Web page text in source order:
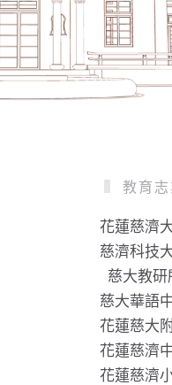
教育志
花蓮慈濟
慈濟科技
慈大教研
慈大華語
花蓮慈大
花蓮慈濟
花蓮慈濟